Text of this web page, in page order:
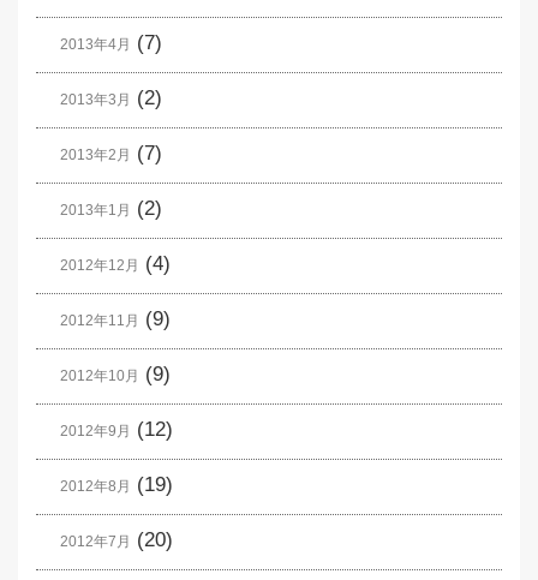
2013年4月 (7)
2013年3月 (2)
2013年2月 (7)
2013年1月 (2)
2012年12月 (4)
2012年11月 (9)
2012年10月 (9)
2012年9月 (12)
2012年8月 (19)
2012年7月 (20)